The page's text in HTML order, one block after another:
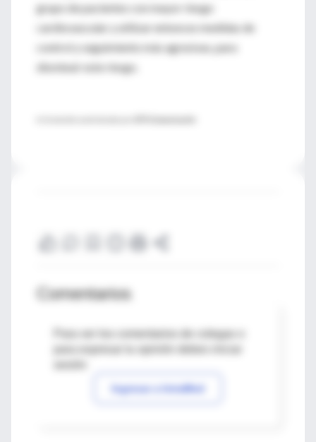
grupo de pacientes con mayor riesgo
cardiovascular y utilizar entonces medidas de
control y seguimiento más agresivas, para
disminuir este riesgo.
Comentarios
Para ver los comentarios de colegas o
Ingresar a IntraMed